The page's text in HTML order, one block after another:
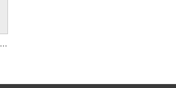
如何将区块链技术与现有APP框架融合?